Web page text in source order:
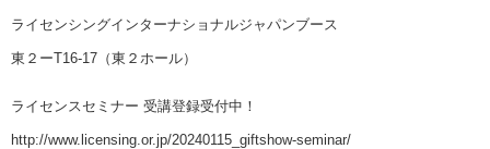
ライセンシングインターナショナルジャパンブース
東２ーT16-17（東２ホール）
ライセンスセミナー 受講登録受付中！
http://www.licensing.or.jp/20240115_giftshow-seminar/